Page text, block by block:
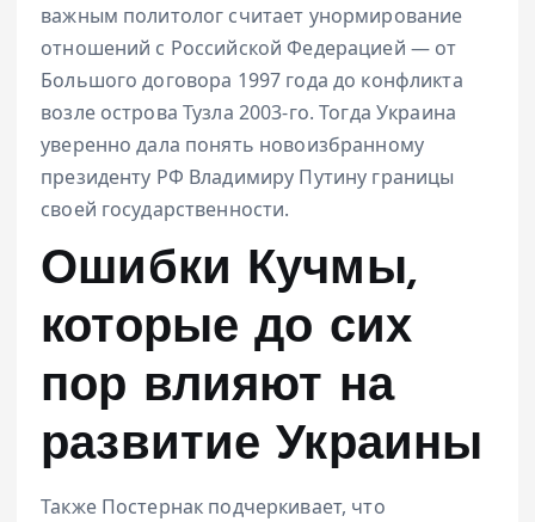
важным политолог считает унормирование
отношений с Российской Федерацией — от
Большого договора 1997 года до конфликта
возле острова Тузла 2003-го. Тогда Украина
уверенно дала понять новоизбранному
президенту РФ Владимиру Путину границы
своей государственности.
Ошибки Кучмы,
которые до сих
пор влияют на
развитие Украины
Также Постернак подчеркивает, что